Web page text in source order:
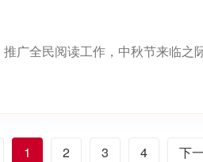
广全民阅读工作，中秋节来临之
1 2 3 4 下